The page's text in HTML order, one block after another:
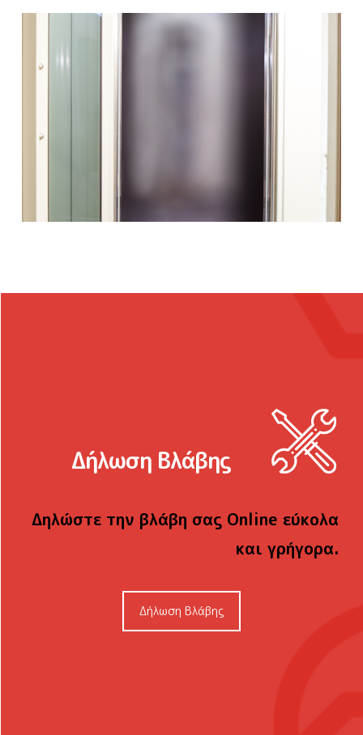
Δήλωση Βλάβης
Δηλώστε την βλάβη σας Online εύκολα
και γρήγορα.
Δήλωση Βλάβης